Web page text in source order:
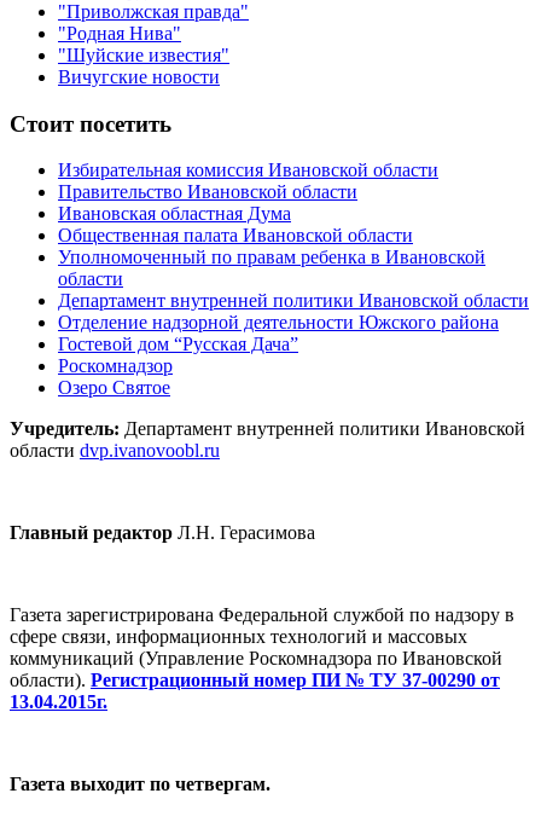
"Приволжская правда"
"Родная Нива"
"Шуйские известия"
Вичугские новости
Стоит посетить
Избирательная комиссия Ивановской области
Правительство Ивановской области
Ивановская областная Дума
Общественная палата Ивановской области
Уполномоченный по правам ребенка в Ивановской
области
Департамент внутренней политики Ивановской области
Отделение надзорной деятельности Южского района
Гостевой дом “Русская Дача”
Роскомнадзор
Озеро Святое
Учредитель: Департамент внутренней политики Ивановской
области dvp.ivanovoobl.ru
Главный редактор Л.Н. Герасимова
Газета зарегистрирована Федеральной службой по надзору в
сфере связи, информационных технологий и массовых
коммуникаций (Управление Роскомнадзора по Ивановской
области). Регистрационный номер ПИ № ТУ 37-00290 от
13.04.2015г.
Газета выходит по четвергам.